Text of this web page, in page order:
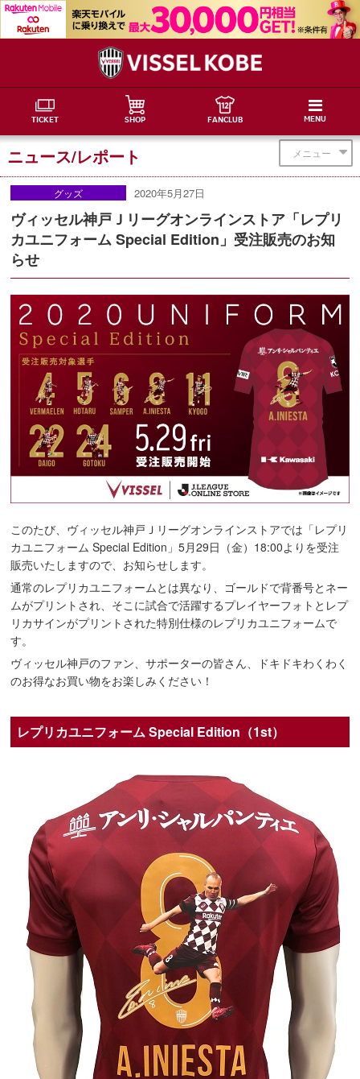
TICKET SHOP FANCLUB MENU
メニュー
ニュース/レポート
グッズ 2020年5月27日
ヴィッセル神戸Ｊリーグオンラインストア「レプリ
カユニフォーム Special Edition」受注販売のお知
らせ
このたび、ヴィッセル神戸Ｊリーグオンラインストアでは「レプリ
カユニフォーム Special Edition」5月29日（金）18:00よりを受注
販売いたしますので、お知らせします。
通常のレプリカユニフォームとは異なり、ゴールドで背番号とネー
ムがプリントされ、そこに試合で活躍するプレイヤーフォトとレプ
リカサインがプリントされた特別仕様のレプリカユニフォームで
す。
ヴィッセル神戸のファン、サポーターの皆さん、ドキドキわくわく
のお得なお買い物をお楽しみください！
レプリカユニフォーム Special Edition（1st）